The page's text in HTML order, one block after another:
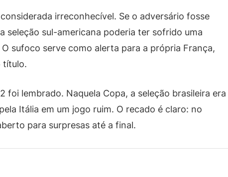
irreconhecível. Se o adversário fosse
seleção sul-americana poderia ter sofrido uma
sufoco serve como alerta para a própria França,
título.
foi lembrado. Naquela Copa, a seleção brasileira era
Itália em um jogo ruim. O recado é claro: no
para surpresas até a final.